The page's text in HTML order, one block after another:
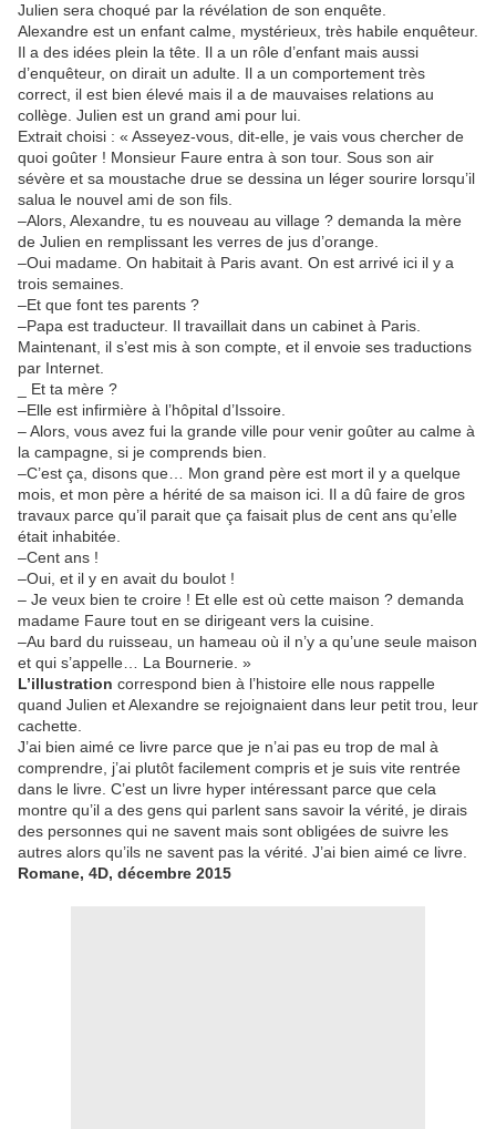
Julien sera choqué par la révélation de son enquête.
Alexandre est un enfant calme, mystérieux, très habile enquêteur.
Il a des idées plein la tête. Il a un rôle d’enfant mais aussi
d’enquêteur, on dirait un adulte. Il a un comportement très
correct, il est bien élevé mais il a de mauvaises relations au
collège. Julien est un grand ami pour lui.
Extrait choisi : « Asseyez-vous, dit-elle, je vais vous chercher de
quoi goûter ! Monsieur Faure entra à son tour. Sous son air
sévère et sa moustache drue se dessina un léger sourire lorsqu’il
salua le nouvel ami de son fils.
–Alors, Alexandre, tu es nouveau au village ? demanda la mère
de Julien en remplissant les verres de jus d’orange.
–Oui madame. On habitait à Paris avant. On est arrivé ici il y a
trois semaines.
–Et que font tes parents ?
–Papa est traducteur. Il travaillait dans un cabinet à Paris.
Maintenant, il s’est mis à son compte, et il envoie ses traductions
par Internet.
_ Et ta mère ?
–Elle est infirmière à l’hôpital d’Issoire.
– Alors, vous avez fui la grande ville pour venir goûter au calme à
la campagne, si je comprends bien.
–C’est ça, disons que… Mon grand père est mort il y a quelque
mois, et mon père a hérité de sa maison ici. Il a dû faire de gros
travaux parce qu’il parait que ça faisait plus de cent ans qu’elle
était inhabitée.
–Cent ans !
–Oui, et il y en avait du boulot !
– Je veux bien te croire ! Et elle est où cette maison ? demanda
madame Faure tout en se dirigeant vers la cuisine.
–Au bard du ruisseau, un hameau où il n’y a qu’une seule maison
et qui s’appelle… La Bournerie. »
L’illustration correspond bien à l’histoire elle nous rappelle
quand Julien et Alexandre se rejoignaient dans leur petit trou, leur
cachette.
J’ai bien aimé ce livre parce que je n’ai pas eu trop de mal à
comprendre, j’ai plutôt facilement compris et je suis vite rentrée
dans le livre. C’est un livre hyper intéressant parce que cela
montre qu’il a des gens qui parlent sans savoir la vérité, je dirais
des personnes qui ne savent mais sont obligées de suivre les
autres alors qu’ils ne savent pas la vérité. J’ai bien aimé ce livre.
Romane, 4D, décembre 2015